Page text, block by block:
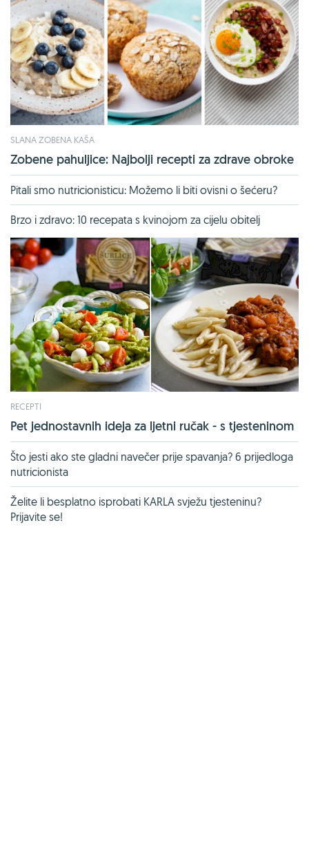
SLANA ZOBENA KAŠA
Zobene pahuljice: Najbolji recepti za zdrave obroke
Pitali smo nutricionisticu: Možemo li biti ovisni o šećeru?
Brzo i zdravo: 10 recepata s kvinojom za cijelu obitelj
RECEPTI
Pet jednostavnih ideja za ljetni ručak - s tjesteninom
Što jesti ako ste gladni navečer prije spavanja? 6 prijedloga
nutricionista
Želite li besplatno isprobati KARLA svježu tjesteninu?
Prijavite se!